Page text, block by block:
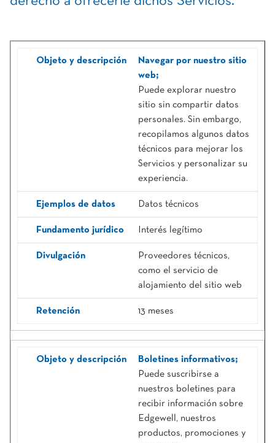
Navegar por nuestro sitio
web;
Puede explorar nuestro
sitio sin compartir datos
personales. Sin embargo,
recopilamos algunos datos
técnicos para mejorar los
Servicios y personalizar su
experiencia.
Datos técnicos
Interés legítimo
Proveedores técnicos,
como el servicio de
alojamiento del sitio web
13 meses
Boletines informativos;
Puede suscribirse a
nuestros boletines para
recibir información sobre
Edgewell, nuestros
productos, promociones y